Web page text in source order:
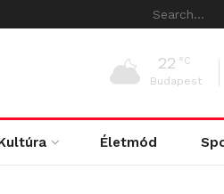
22 °C
Budapest
Életmód